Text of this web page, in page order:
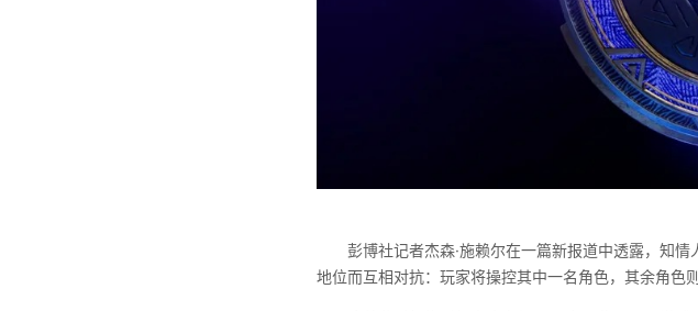
彭博社记者杰森·施赖尔在一篇新报道中透露，知
地位而互相对抗：玩家将操控其中一名角色，其余角色